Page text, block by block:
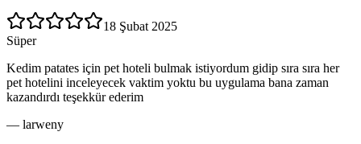
18 Şubat 2025
Süper
Kedim patates için pet hoteli bulmak istiyordum gidip sıra sıra her
pet hotelini inceleyecek vaktim yoktu bu uygulama bana zaman
kazandırdı teşekkür ederim
— larweny